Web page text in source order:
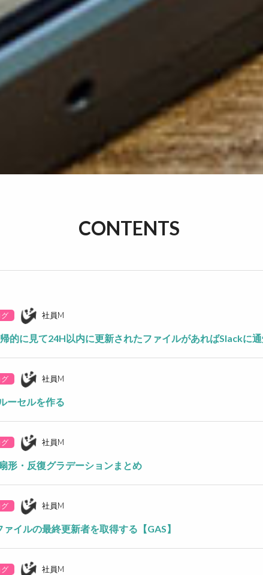
CONTENTS
グ 社員M
帰的に見て24H以内に更新されたファイルがあればSlackに
グ 社員M
ーセルを作る
グ 社員M
形・反復グラデーションまとめ
グ 社員M
イルの最終更新者を取得する【GAS】
グ 社員M